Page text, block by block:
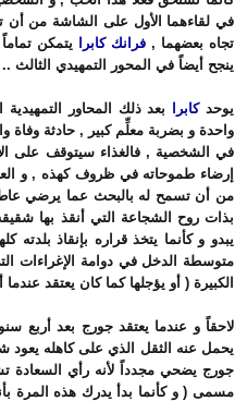
في لقاءهما الأول على الشاشة من أن
تجاه بعضهما , فرانك كابرا
يتمكن
ينجح أيضاً في المحور التمهيدي الثالث ..
يوحدكابرا بعد ذلك المحاور التمهيدية
واحدة و بضربة معلِّم كبير , حادثة وفاة
في الشخصية , فالغذاء سيتوقف على
إرضاء طموحاته في ظروف كهذه , و
من أن تسمح له بالبحث عما يرضي
بذات روح الشجاعة التي أنقذ بها
يبدو و كأنما يتخذ قراره بإنقاذ
متوسطة الدخل في دوامة الإغراءات
الكبيرة ( أو يؤجلها كما كان يعتقد
لاحقاً و عندما يعتقد جورج بعد أربع
يحمل عنه الثقل الذي على كاهله يعود
جورج يضحي مجدداً لأنه رأي السعادة
مسمى ( و كأنما بدأ يدرك هذه المرة